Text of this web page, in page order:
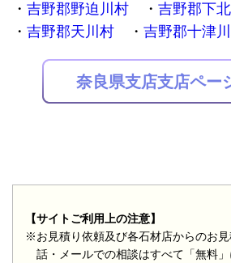
吉野郡野迫川村
吉野郡下
吉野郡天川村
吉野郡十津
奈良県支店支店ペー
【サイトご利用上の注意】
※お見積り依頼及び各石材店からのお
話・メールでの相談はすべて「無料」